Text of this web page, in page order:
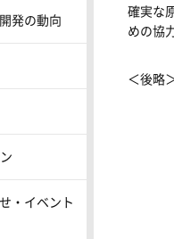
確実な
めの協
＜後略
発の動向
・イベント